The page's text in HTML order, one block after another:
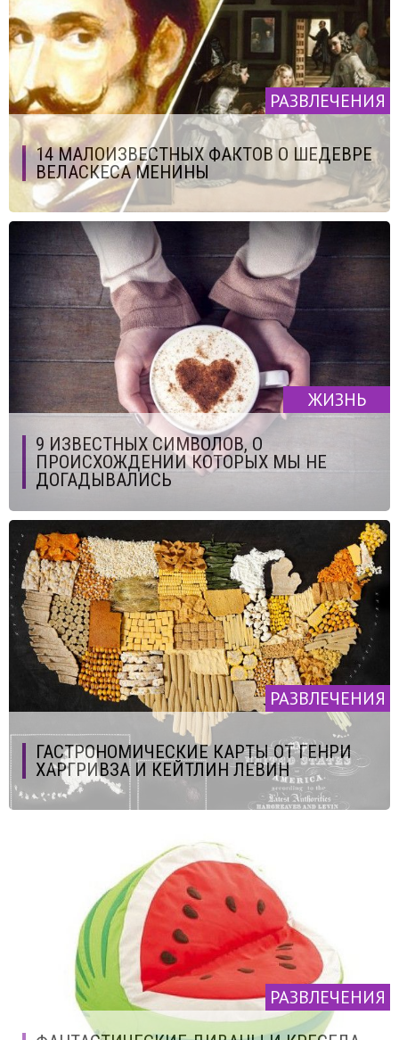
РАЗВЛЕЧЕНИЯ
14 МАЛОИЗВЕСТНЫХ ФАКТОВ О ШЕДЕВРЕ
ВЕЛАСКЕСА МЕНИНЫ
ЖИЗНЬ
9 ИЗВЕСТНЫХ СИМВОЛОВ, О
ПРОИСХОЖДЕНИИ КОТОРЫХ МЫ НЕ
ДОГАДЫВАЛИСЬ
РАЗВЛЕЧЕНИЯ
ГАСТРОНОМИЧЕСКИЕ КАРТЫ ОТ ГЕНРИ
ХАРГРИВЗА И КЕЙТЛИН ЛЕВИН
РАЗВЛЕЧЕНИЯ